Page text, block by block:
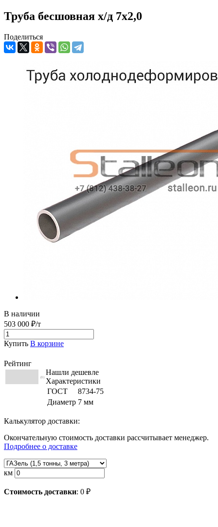
Труба бесшовная х/д 7x2,0
Поделиться
В наличии
503 000 ₽/т
Купить В корзине
Рейтинг
(0)
Нашли дешевле
Характеристики
ГОСТ
8734-75
Диаметр 7 мм
Калькулятор доставки:
Окончательную стоимость доставки рассчитывает менеджер.
Подробнее о доставке
км
Стоимость доставки: 0 ₽